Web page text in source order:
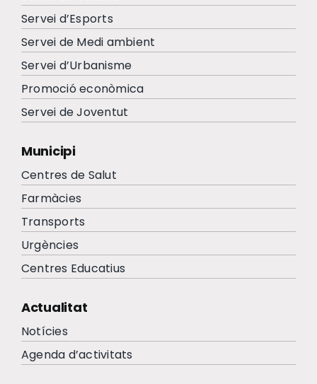
Servei d’Esports
Servei de Medi ambient
Servei d’Urbanisme
Promoció econòmica
Servei de Joventut
Municipi
Centres de Salut
Farmàcies
Transports
Urgències
Centres Educatius
Actualitat
Notícies
Agenda d’activitats